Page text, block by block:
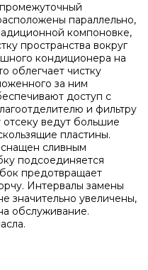
параллельно,
компоновке,
пространства вокруг
кондиционера на
облегчает чистку
за ним
доступ с
и фильтру
ведут большие
пластины.
сливным
подсоединяется
предотвращает
Интервалы замены
значительно увеличены,
обслуживание.